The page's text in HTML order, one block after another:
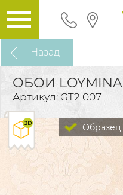
Назад
ОБОИ LOYMINA
Артикул: GT2 007
Образец